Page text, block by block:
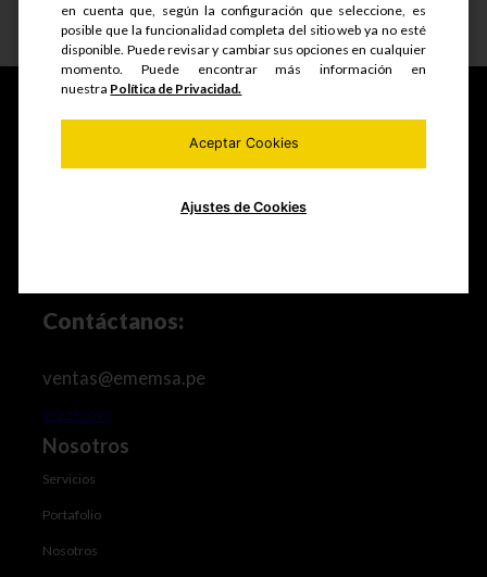
Ver detalle
especializada y mucho más.
Contáctanos:
ventas@ememsa.pe
952252097
Nosotros
Servicios
Portafolio
Nosotros
en cuenta que, según la configuración que seleccione, es
posible que la funcionalidad completa del sitio web ya no esté
disponible. Puede revisar y cambiar sus opciones en cualquier
momento. Puede encontrar más información en
nuestra Política de Privacidad.
Aceptar Cookies
Ajustes de Cookies